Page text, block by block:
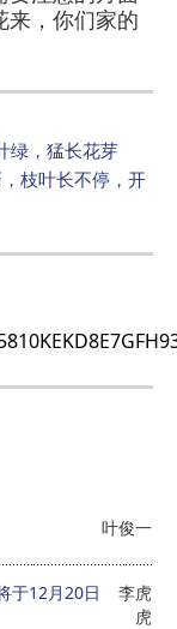
来，你们家的
绿，猛长花芽
枝叶长不停，开
叶俊一
于12月20日
李虎
虎